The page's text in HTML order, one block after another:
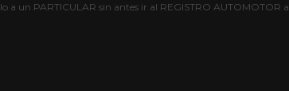
un PARTICULAR sin antes ir al REGISTRO AUTOMOTOR a